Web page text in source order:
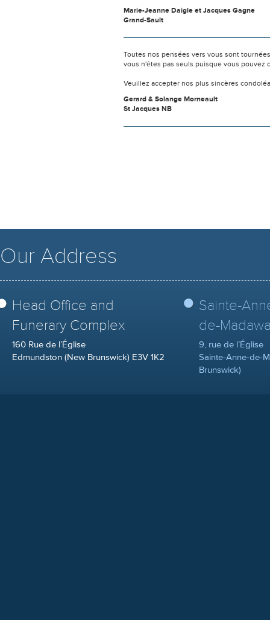
Marie-Jeanne Daigle et Jacques Gagne
Grand-Sault
Toutes nos pensées vers vous sont
vous n'êtes pas seuls puisque vous pouvez
Veuillez accepter nos plus sincères
Gerard & Solange Morneault
St Jacques NB
Our Address
Head Office and
Funerary Complex
160 Rue de l’Église
Edmundston (New Brunswick) E3V 1K2
Sainte-
de-
9, rue de l’Église
Sainte-Anne-de-
Brunswick)